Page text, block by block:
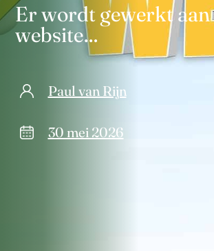
Er wordt gewerkt aan
website…
Paul van Rijn
30 mei 2026